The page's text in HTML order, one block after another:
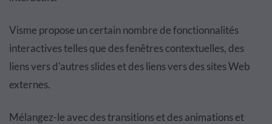
Visme propose un certain nombre de fonctionnalités
interactives telles que des fenêtres contextuelles, des
liens vers d'autres slides et des liens vers des sites Web
externes.
Mélangez-le avec des transitions et des animations et